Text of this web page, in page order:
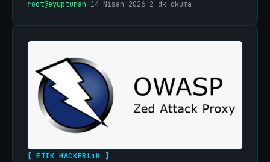
root@eyupturan 14 Nisan 2026 2 dk okuma
[ ETIK HACKERLıK ]